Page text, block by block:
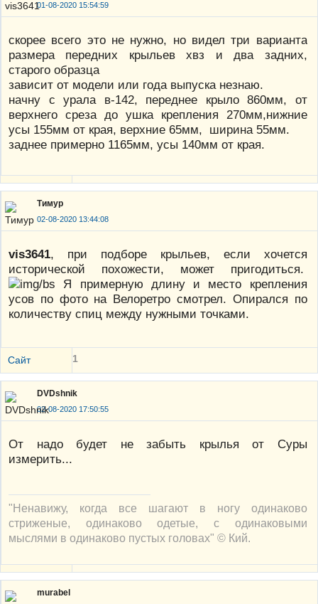
01-08-2020 15:54:59
скорее всего это не нужно, но видел три варианта
размера передних крыльев хвз и два задних,
старого образца
зависит от модели или года выпуска незнаю.
начну с урала в-142, переднее крыло 860мм, от
верхнего среза до ушка крепления 270мм,нижние
усы 155мм от края, верхние 65мм, ширина 55мм.
заднее примерно 1165мм, усы 140мм от края.
Тимур
02-08-2020 13:44:08
vis3641, при подборе крыльев, если хочется
исторической похожести, может пригодиться.
Я примерную длину и место крепления
усов по фото на Велоретро смотрел. Опирался по
количеству спиц между нужными точками.
Сайт 1
DVDshnik
02-08-2020 17:50:55
От надо будет не забыть крылья от Суры
измерить...
"Ненавижу, когда все шагают в ногу одинаково
стриженые, одинаково одетые, с одинаковыми
мыслями в одинаково пустых головах" © Кий.
murabel